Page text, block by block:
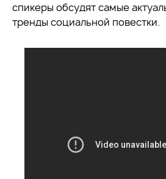
спикеры обсудят самые
тренды социальной повестки.